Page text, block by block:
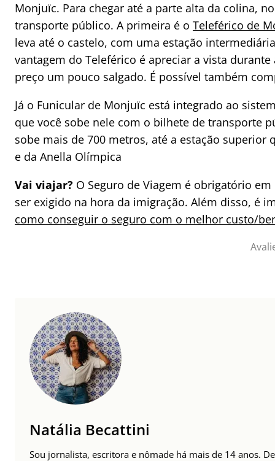
Monjuïc. Para chegar até a parte alta da colina,
transporte público. A primeira é o Teleférico de
leva até o castelo, com uma estação
vantagem do Teleférico é apreciar a vista
preço um pouco salgado. É possível também
Já o Funicular de Monjuïc está integrado ao
que você sobe nele com o bilhete de transporte
sobe mais de 700 metros, até a estação superior
e da Anella Olímpica
Vai viajar? O Seguro de Viagem é obrigatório
ser exigido na hora da imigração. Além disso, é
como conseguir o seguro com o melhor custo/
Natália Becattini
Sou jornalista, escritora e nômade há mais de 14 anos.